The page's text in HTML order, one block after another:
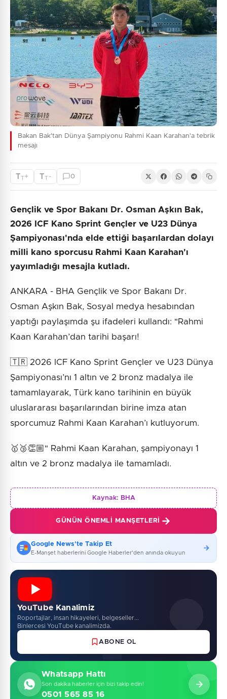
Bakan Bak'tan Dünya Şampiyonu Rahmi Kaan Karahan'a tebrik
mesajı
TT+ TT - 0
Gençlik ve Spor Bakanı Dr. Osman Aşkın Bak,
2026 ICF Kano Sprint Gençler ve U23 Dünya
Şampiyonası'nda elde ettiği başarılardan dolayı
milli kano sporcusu Rahmi Kaan Karahan'ı
yayımladığı mesajla kutladı.
ANKARA - BHA Gençlik ve Spor Bakanı Dr.
Osman Aşkın Bak, Sosyal medya hesabından
yaptığı paylaşımda şu ifadeleri kullandı: "Rahmi
Kaan Karahan’dan tarihi başarı!
🇹🇷 2026 ICF Kano Sprint Gençler ve U23 Dünya
Şampiyonası’nı 1 altın ve 2 bronz madalya ile
tamamlayarak, Türk kano tarihinin en büyük
uluslararası başarılarından birine imza atan
sporcumuz Rahmi Kaan Karahan’ı kutluyorum.
🥇🥉👏🏼" Rahmi Kaan Karahan, şampiyonayı 1
altın ve 2 bronz madalya ile tamamladı.
Kaynak: BHA
GÜNÜN ÖNEMLI MANŞETLERI
Google News'te Takip Et
E-Manşet haberlerini Google Haberler'den anında okuyun
YouTube Kanalimiz
Roportajlar, insan hikayeleri, belgeseller...
Binlercesi YouTube kanalimizda.
ABONE OL
Whatsapp Hattı
Son dakika haberler için bizi takip edin!
0501 565 85 16